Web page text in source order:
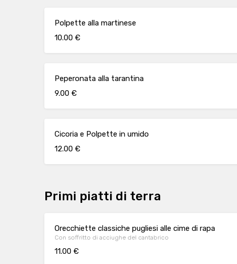
Polpette alla martinese
10.00 €
Peperonata alla tarantina
9.00 €
Cicoria e Polpette in umido
12.00 €
Primi piatti di terra
Orecchiette classiche pugliesi alle cime di rapa
Con soffritto di acciughe del cantabrico
11.00 €